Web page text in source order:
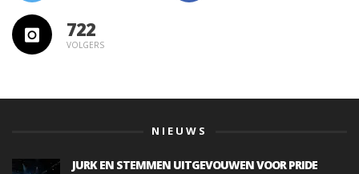
722
VOLGERS
NIEUWS
JURK EN STEMMEN UITGEVOUWEN VOOR PRIDE